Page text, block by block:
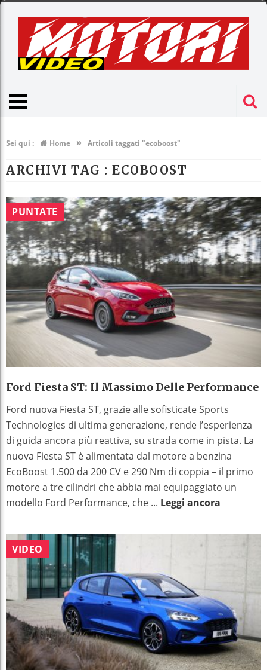
Sei qui : Home » Articoli taggati "ecoboost"
ARCHIVI TAG : ECOBOOST
PUNTATE
Ford Fiesta ST: Il Massimo Delle Performance
Ford nuova Fiesta ST, grazie alle sofisticate Sports
Technologies di ultima generazione, rende l’esperienza
di guida ancora più reattiva, su strada come in pista. La
nuova Fiesta ST è alimentata dal motore a benzina
EcoBoost 1.500 da 200 CV e 290 Nm di coppia – il primo
motore a tre cilindri che abbia mai equipaggiato un
modello Ford Performance, che ... Leggi ancora
VIDEO